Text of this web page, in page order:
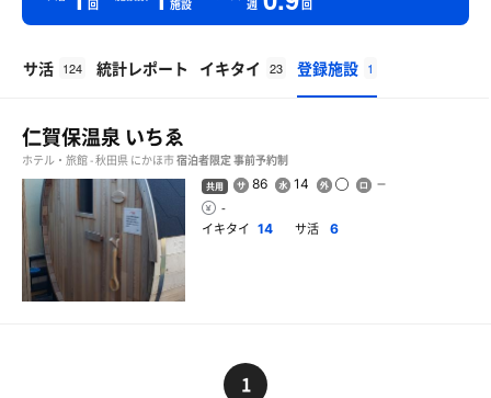
回 施設 週 回
サ活 124 統計レポート イキタイ 23 登録施設 1
仁賀保温泉 いちゑ
ホテル・旅館 - 秋田県 にかほ市宿泊者限定事前予約制
共用 86 14
-
イキタイ 14 サ活 6
1